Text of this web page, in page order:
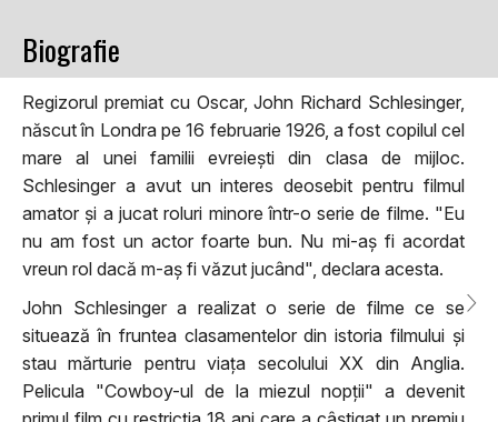
Biografie
Regizorul premiat cu Oscar, John Richard Schlesinger,
născut în Londra pe 16 februarie 1926, a fost copilul cel
mare al unei familii evreiești din clasa de mijloc.
Schlesinger a avut un interes deosebit pentru filmul
amator și a jucat roluri minore într-o serie de filme. "Eu
nu am fost un actor foarte bun. Nu mi-aș fi acordat
vreun rol dacă m-aș fi văzut jucând", declara acesta.
John Schlesinger a realizat o serie de filme ce se
situează în fruntea clasamentelor din istoria filmului și
stau mărturie pentru viața secolului XX din Anglia.
Pelicula "Cowboy-ul de la miezul nopții" a devenit